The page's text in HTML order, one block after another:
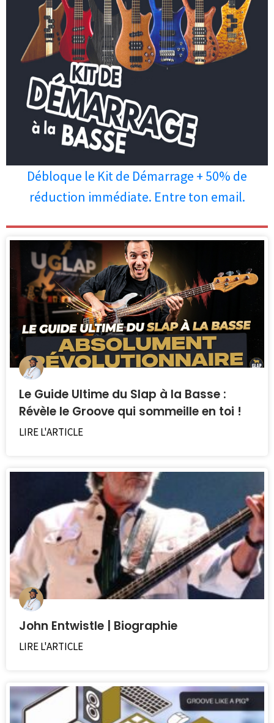
Débloque le Kit de Démarrage + 50% de
réduction immédiate. Entre ton email.
Les personnes qui ont lu cet article
ont aussi apprécié les articles ci-
dessous.
Le Guide Ultime du Slap à la Basse :
Révèle le Groove qui sommeille en toi !
LIRE L'ARTICLE
John Entwistle | Biographie
LIRE L'ARTICLE